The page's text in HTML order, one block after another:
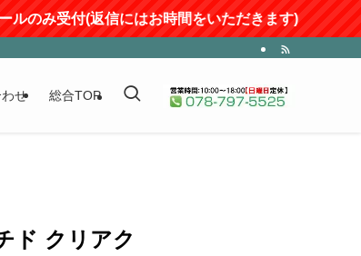
付(返信にはお時間をいただきます)
せ 総合TOP
ド クリアク